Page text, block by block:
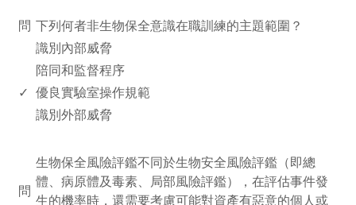
問 下列何者非生物保全意識在職訓練的主題範圍？
識別內部威脅
陪同和監督程序
✓ 優良實驗室操作規範
識別外部威脅
問
生物保全風險評鑑不同於生物安全風險評鑑（即總
體、病原體及毒素、局部風險評鑑），在評估事件發
生的機率時，還需要考慮可能對資產有惡意的個人或